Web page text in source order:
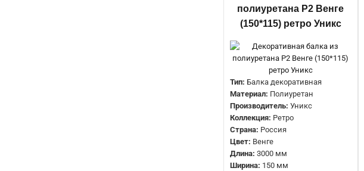
полиуретана Р2 Венге
(150*115) ретро Уникс
Тип: Балка декоративная
Материал: Полиуретан
Производитель: Уникс
Коллекция: Ретро
Страна: Россия
Цвет: Венге
Длина: 3000 мм
Ширина: 150 мм